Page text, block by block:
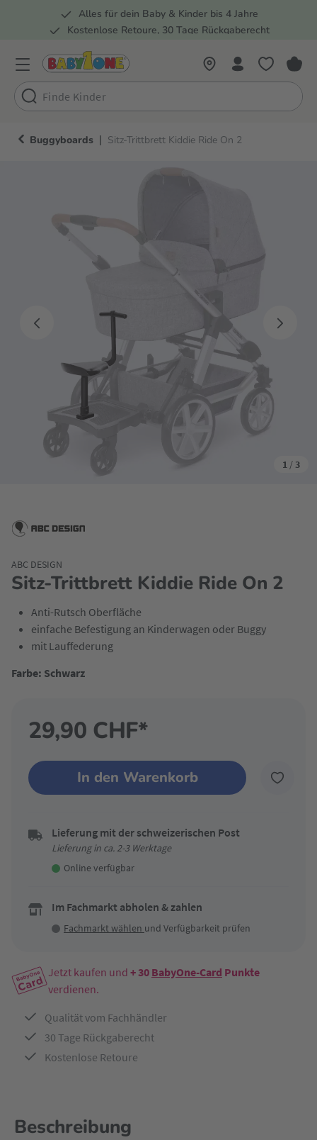
Zur Hauptnavigation springen
Alles für dein Baby & Kinder bis 4 Jahre
Kostenlose Retoure, 30 Tage Rückgaberecht
Buggyboards | Sitz-Trittbrett Kiddie Ride On 2
1 / 3
Sitz-Trittbrett Kiddie Ride On 2
ABC DESIGN
Anti-Rutsch Oberfläche
einfache Befestigung an Kinderwagen oder Buggy
mit Lauffederung
Farbe: Schwarz
29,90 CHF*
In den Warenkorb
Lieferung mit der schweizerischen Post
Lieferung in ca. 2-3 Werktage
Online verfügbar
Im Fachmarkt abholen & zahlen
Fachmarkt wählen und Verfügbarkeit prüfen
Jetzt kaufen und + 30 BabyOne-Card Punkte
verdienen.
Qualität vom Fachhändler
30 Tage Rückgaberecht
Kostenlose Retoure
Beschreibung